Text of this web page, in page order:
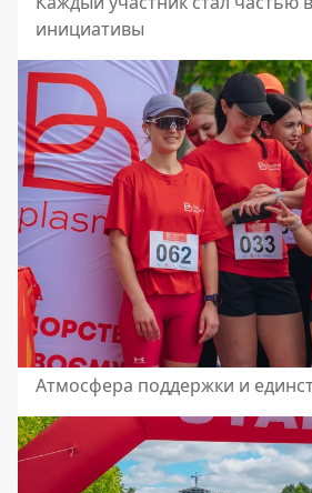
инициативы
Атмосфера поддержки и